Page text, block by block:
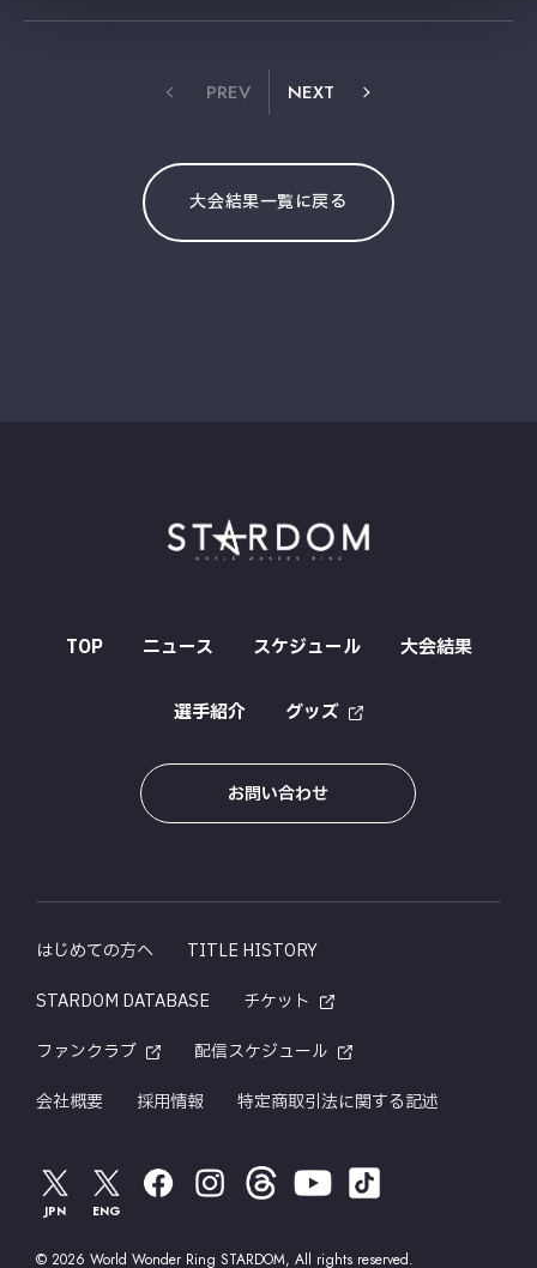
PREV NEXT
大会結果一覧に戻る
TOP ニュース スケジュール 大会結果
選手紹介 グッズ
お問い合わせ
はじめての方へ
TITLE HISTORY
STARDOM DATABASE
チケット
ファンクラブ
配信スケジュール
会社概要
採用情報 特定商取引法に関する記述
JPN ENG
© 2026 World Wonder Ring STARDOM, All rights reserved.